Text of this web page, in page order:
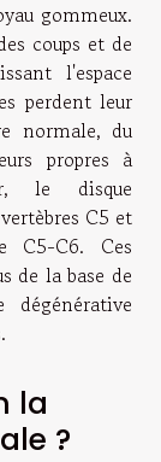
gommeux.
coups et de
l'espace
perdent leur
normale, du
propres à
le disque
C5 et
C5-C6. Ces
de la base de
la
?